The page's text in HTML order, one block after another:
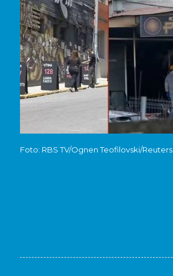
Foto: RBS TV/Ognen Teofilovski/Reuters